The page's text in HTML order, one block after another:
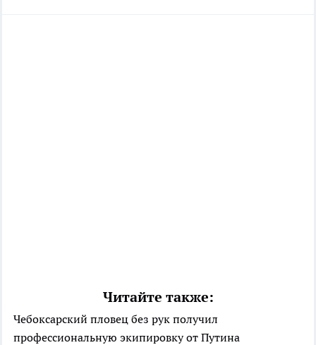
Читайте также:
Чебоксарский пловец без рук получил
профессиональную экипировку от Путина